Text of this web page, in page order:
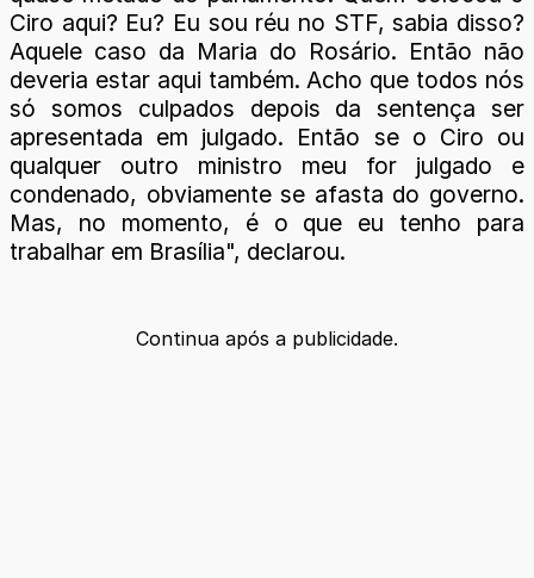
Ciro aqui? Eu? Eu sou réu no STF, sabia disso?
Aquele caso da Maria do Rosário. Então não
deveria estar aqui também. Acho que todos nós
só somos culpados depois da sentença ser
apresentada em julgado. Então se o Ciro ou
qualquer outro ministro meu for julgado e
condenado, obviamente se afasta do governo.
Mas, no momento, é o que eu tenho para
trabalhar em Brasília", declarou.
Continua após a publicidade.